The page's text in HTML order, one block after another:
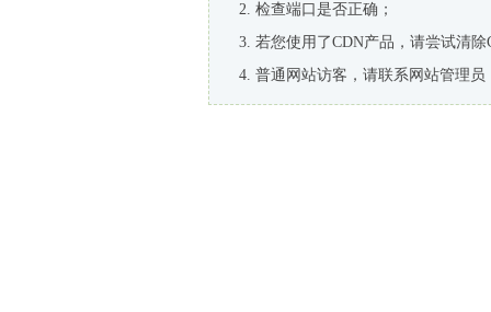
检查端口是否正确；
若您使用了CDN产品，请尝试清除
普通网站访客，请联系网站管理员